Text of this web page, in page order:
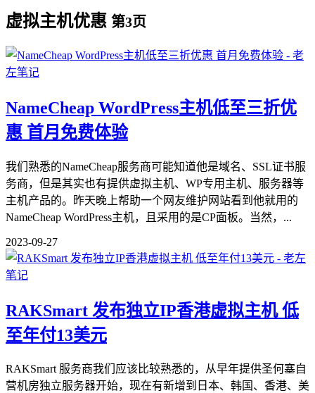
虚拟主机优惠 第3页
NameCheap WordPress主机低至三折优
惠 首月免费体验
我们熟悉的NameCheap服务商可能知道他是域名、SSL证书服
务商，但是其实也有提供虚拟主机、WP专用主机、服务器等
主机产品的。昨天晚上帮助一个网友维护网站看到他就用的
NameCheap WordPress主机，且采用的是CP面板。当然，...
2023-09-27
RAKSmart 发布独立IP香港虚拟主机 低
至年付13美元
RAKSmart 服务商我们应该比较熟悉的，从早年提供圣何塞自
营机房独立服务器开始，现在有新增到日本、韩国、香港、美